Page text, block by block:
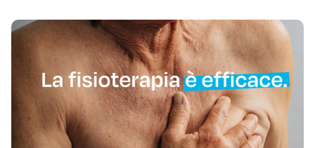
All’articolo ​​Un nuovo studio lo dimostra: la fisioterapia è